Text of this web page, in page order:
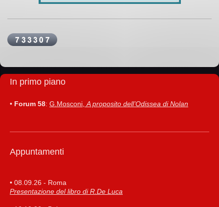
In primo piano
• Forum 58: G.Mosconi,A proposito dell’Odissea di Nolan
Appuntamenti
• 08.09.26 - Roma
Presentazione del libro di R.De Luca